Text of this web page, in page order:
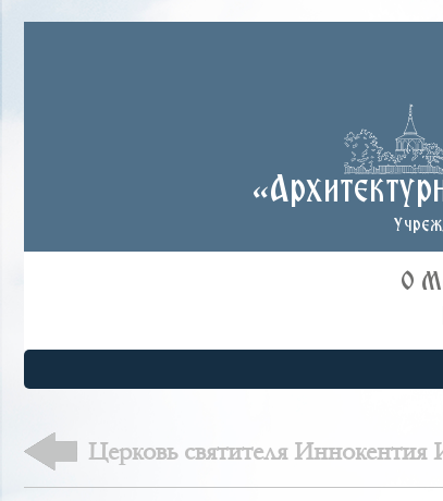
О
Церковь святителя Иннокентия